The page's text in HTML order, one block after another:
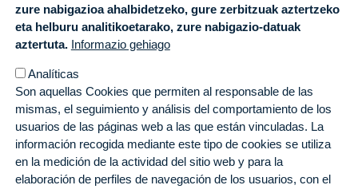
zure nabigazioa ahalbidetzeko, gure zerbitzuak aztertzeko
eta helburu analitikoetarako, zure nabigazio-datuak
aztertuta. Informazio gehiago
Analíticas
Son aquellas Cookies que permiten al responsable de las
mismas, el seguimiento y análisis del comportamiento de los
usuarios de las páginas web a las que están vinculadas. La
información recogida mediante este tipo de cookies se utiliza
en la medición de la actividad del sitio web y para la
elaboración de perfiles de navegación de los usuarios, con el